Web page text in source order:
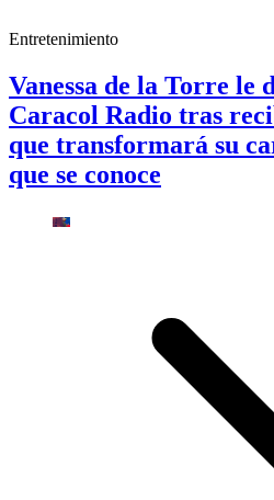
Entretenimiento
Vanessa de la Torre le
Caracol Radio tras
que transformará su
que se conoce